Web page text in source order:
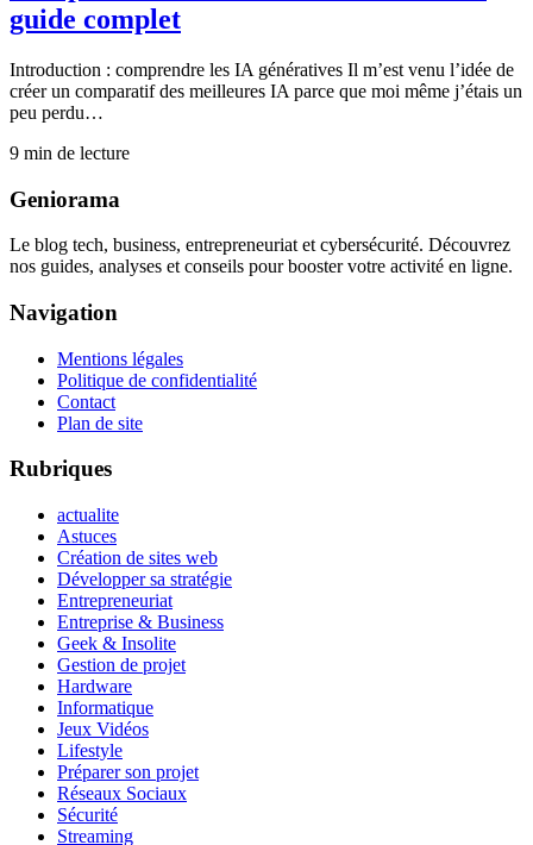
guide complet
Introduction : comprendre les IA génératives Il m’est venu l’idée de
créer un comparatif des meilleures IA parce que moi même j’étais un
peu perdu…
9 min de lecture
Geniorama
Le blog tech, business, entrepreneuriat et cybersécurité. Découvrez
nos guides, analyses et conseils pour booster votre activité en ligne.
Navigation
Mentions légales
Politique de confidentialité
Contact
Plan de site
Rubriques
actualite
Astuces
Création de sites web
Développer sa stratégie
Entrepreneuriat
Entreprise & Business
Geek & Insolite
Gestion de projet
Hardware
Informatique
Jeux Vidéos
Lifestyle
Préparer son projet
Réseaux Sociaux
Sécurité
Streaming